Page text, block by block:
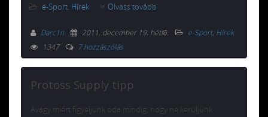
e-Sport, Hírek Olvass tovább
Darc1n 2011. december 19. hétfő. e-Sport, Hírek
1347
7 hozzászólás
Protoss Supply tipp
Avagy miért figyeljünk oda mindig, hogy ne kerüljünk